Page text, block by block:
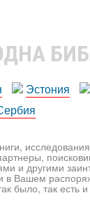
Эстония
и другими
в Вашем
было, так есть и